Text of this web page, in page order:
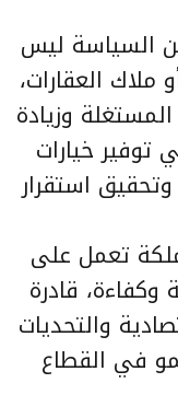
السياسة ليس
العقارات،
وزيادة
خيارات
وتحقيق استقرار
تعمل على
وكفاءة، قادرة
والتحديات
في القطاع